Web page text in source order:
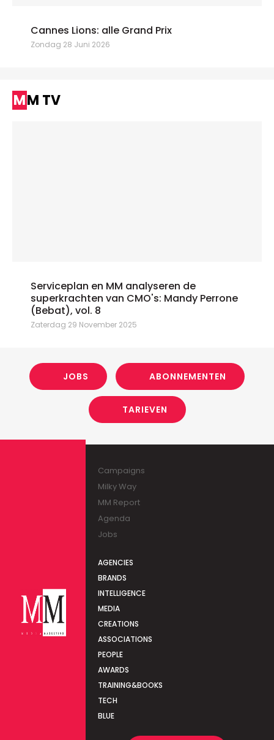
Cannes Lions: alle Grand Prix
Zondag 28 Juni 2026
MM TV
Serviceplan en MM analyseren de
superkrachten van CMO's: Mandy Perrone
(Bebat), vol. 8
Zaterdag 29 November 2025
JOBS ABONNEMENTEN
TARIEVEN
Campaigns
Milky Way
MM Report
Agenda
Jobs
AGENCIES
BRANDS
INTELLIGENCE
MEDIA
CREATIONS
ASSOCIATIONS
PEOPLE
AWARDS
TRAINING&BOOKS
TECH
BLUE